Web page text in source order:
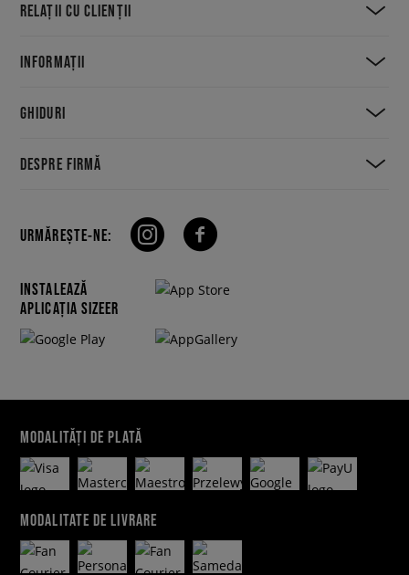
RELAȚII CU CLIENȚII
INFORMAȚII
GHIDURI
DESPRE FIRMĂ
URMĂREȘTE-NE:
INSTALEAZĂ
APLICAȚIA SIZEER
MODALITĂȚI DE PLATĂ
MODALITATE DE LIVRARE